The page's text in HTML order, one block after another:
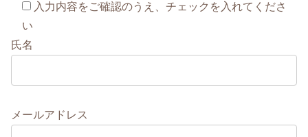
入力内容をご確認のうえ、チェックを入れてくださ
い
氏名
メールアドレス